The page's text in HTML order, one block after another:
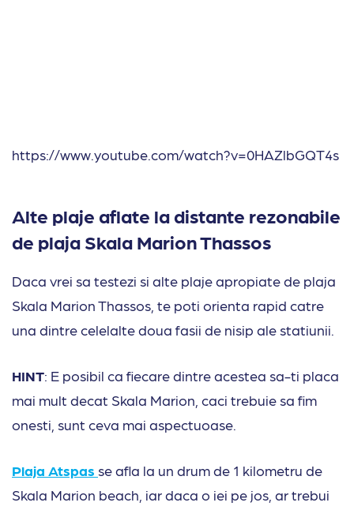
https://www.youtube.com/watch?v=0HAZlbGQT4s
Alte plaje aflate la distante rezonabile
de plaja Skala Marion Thassos
Daca vrei sa testezi si alte plaje apropiate de plaja
Skala Marion Thassos, te poti orienta rapid catre
una dintre celelalte doua fasii de nisip ale statiunii.
HINT: E posibil ca fiecare dintre acestea sa-ti placa
mai mult decat Skala Marion, caci trebuie sa fim
onesti, sunt ceva mai aspectuoase.
Plaja Atspas se afla la un drum de 1 kilometru de
Skala Marion beach, iar daca o iei pe jos, ar trebui